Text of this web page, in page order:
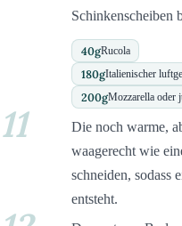
Schinkenscheiben
40gRucola
180gItalienischer
200gMozzarella oder
11
Die noch warme,
waagerecht wie
schneiden, sodass
entsteht.